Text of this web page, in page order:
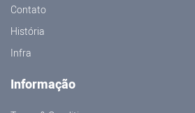
Contato
História
Infra
Informação